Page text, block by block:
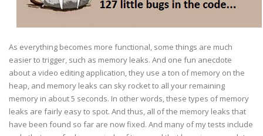
As everything becomes more functional, some things are much
easier to trigger, such as memory leaks. And one fun anecdote
about a video editing application, they use a ton of memory on the
heap, and memory leaks can sky rocket to all your remaining
memory in about 5 seconds. In other words, these types of memory
leaks are fairly easy to spot. And thus, all of the memory leaks that
have been found so far are now fixed. And many of my tests include